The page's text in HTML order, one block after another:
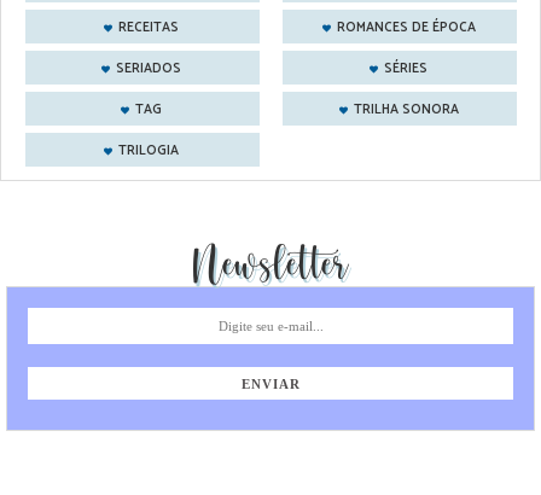
RECEITAS
ROMANCES DE ÉPOCA
SERIADOS
SÉRIES
TAG
TRILHA SONORA
TRILOGIA
Newsletter